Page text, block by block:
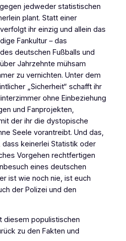
jedweder statistischen
plant. Statt einer
ihr einzig und allein das
Fankultur – das
deutschen Fußballs und
Jahrzehnte mühsam
zu vernichten. Unter dem
„Sicherheit“ schafft ihr
ohne Einbeziehung
und Fanprojekten,
der ihr die dystopische
Seele vorantreibt. Und das,
keinerlei Statistik oder
Vorgehen rechtfertigen
eines deutschen
ist wie noch nie, ist euch
der Polizei und den
diesem populistischen
zu den Fakten und